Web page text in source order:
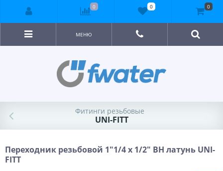
МЕНЮ
Фитинги резьбовые
UNI-FITT
Переходник резьбовой 1"1/4 x 1/2" ВН латунь UNI-
FITT
0 0 0